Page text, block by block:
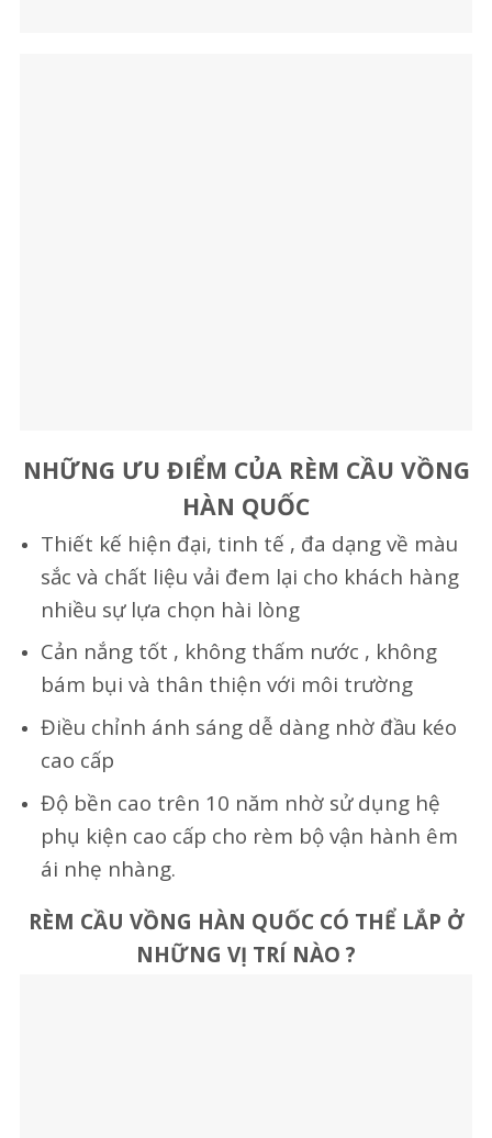
NHỮNG ƯU ĐIỂM CỦA RÈM CẦU VỒNG
HÀN QUỐC
Thiết kế hiện đại, tinh tế , đa dạng về màu
sắc và chất liệu vải đem lại cho khách hàng
nhiều sự lựa chọn hài lòng
Cản nắng tốt , không thấm nước , không
bám bụi và thân thiện với môi trường
Điều chỉnh ánh sáng dễ dàng nhờ đầu kéo
cao cấp
Độ bền cao trên 10 năm nhờ sử dụng hệ
phụ kiện cao cấp cho rèm bộ vận hành êm
ái nhẹ nhàng.
RÈM CẦU VỒNG HÀN QUỐC CÓ THỂ LẮP Ở
NHỮNG VỊ TRÍ NÀO ?